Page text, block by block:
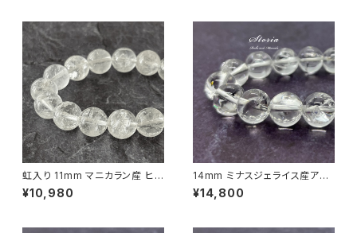
虹入り 11mm マニカラン産 ヒマ
ラヤ水晶 ブレスレット【画像現
物】
¥10,980
14mm ミナスジェライス産アイ
リスクォーツ（虹水晶）ブレスレッ
ト
¥14,800